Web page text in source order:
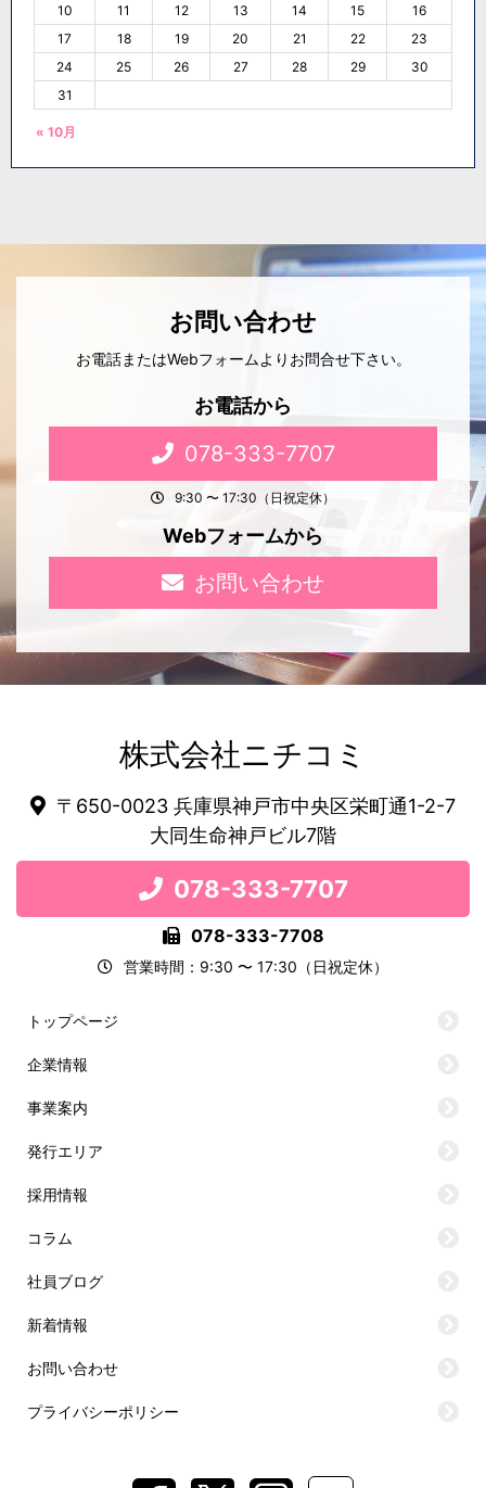
« 10月
10
11 12 13 14 15
16
17
18 19 20 21 22
23
24
25 26 27 28 29
30
31
お問い合わせ
お電話またはWebフォームよりお問合せ下さい。
お電話から
078-333-7707
9:30 〜 17:30（日祝定休）
Webフォームから
お問い合わせ
株式会社ニチコミ
〒650-0023 兵庫県神戸市中央区栄町通1-2-7
大同生命神戸ビル7階
078-333-7707
078-333-7708
営業時間：9:30 〜 17:30（日祝定休）
トップページ
企業情報
事業案内
発行エリア
採用情報
コラム
社員ブログ
新着情報
お問い合わせ
プライバシーポリシー